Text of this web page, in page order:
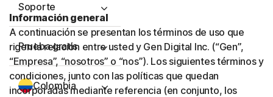
Soporte
Prueba gratis
Colombia
Información general
A continuación se presentan los términos de uso que
rigen la relación entre usted y Gen Digital Inc. (“Gen”,
“Empresa”, “nosotros” o “nos”). Los siguientes términos y
condiciones, junto con las políticas que quedan
incorporadas mediante referencia (en conjunto, los